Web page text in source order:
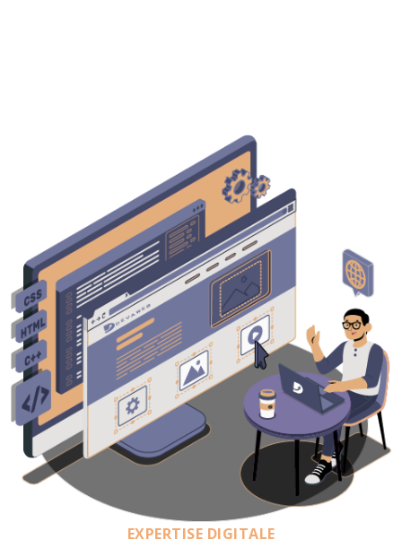
EXPERTISE DIGITALE